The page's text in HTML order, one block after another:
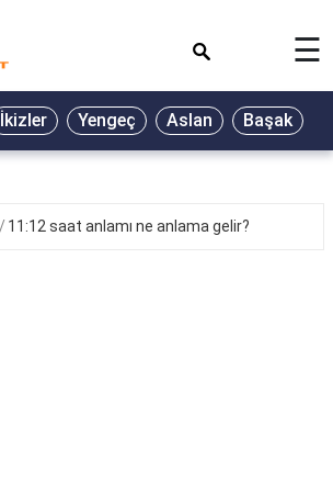
☰
İkizler Yengeç Aslan Başak
11:12 saat anlamı ne anlama gelir?